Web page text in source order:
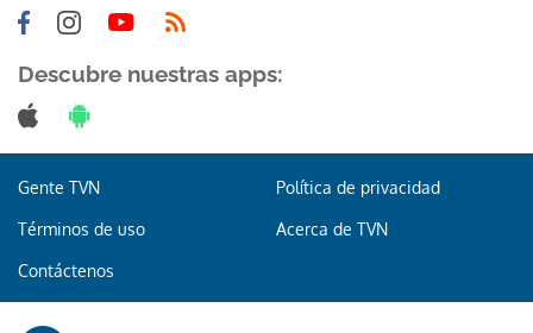
Descubre nuestras apps:
Gente TVN Política de privacidad
Términos de uso Acerca de TVN
Contáctenos